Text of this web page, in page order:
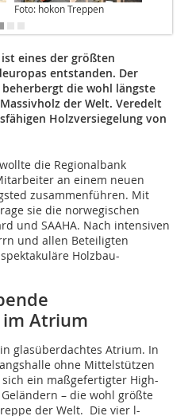
Foto: hokon Treppen
eines der größten
entstanden. Der
beherbergt die wohl längste
der Welt. Veredelt
Holzversiegelung von
die Regionalbank
an einem neuen
zusammenführen. Mit
sie die norwegischen
und SAAHA. Nach intensiven
und allen Beteiligten
Holzbau-
Atrium
glasüberdachtes Atrium. In
ohne Mittelstützen
ein maßgefertigter High-
– die wohl größte
der Welt. Die vier l-